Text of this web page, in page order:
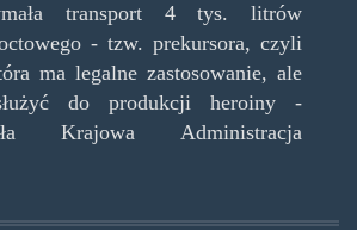
transport 4 tys. litrów
- tzw. prekursora, czyli
ma legalne zastosowanie, ale
do produkcji heroiny -
Krajowa Administracja